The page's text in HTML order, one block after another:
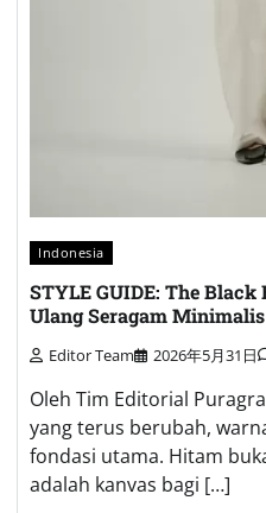
Indonesia
STYLE GUIDE: The
Ulang Seragam
Editor Team 2026年5月31日
Oleh Tim Editorial
yang terus berubah,
fondasi utama. Hitam
adalah kanvas bagi […]